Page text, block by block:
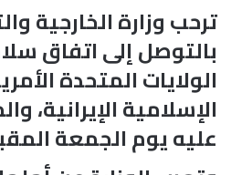
ترحب وزارة الخارجية
بالتوصل إلى اتفاق
الولايات المتحدة
الإسلامية الإيرانية،
عليه يوم الجمعة